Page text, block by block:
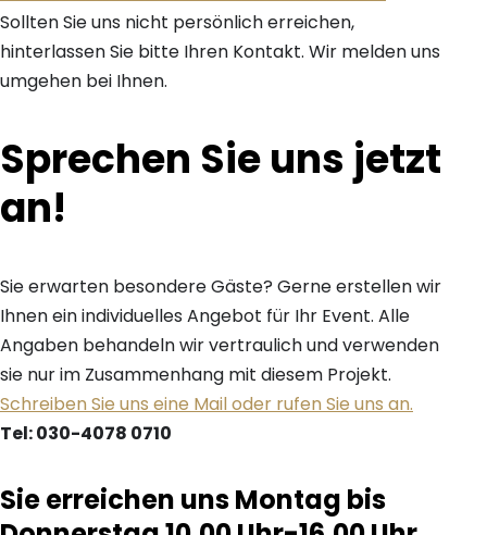
Sollten Sie uns nicht persönlich erreichen,
hinterlassen Sie bitte Ihren Kontakt. Wir melden uns
umgehen bei Ihnen.
Sprechen Sie uns jetzt
an!
Sie erwarten besondere Gäste? Gerne erstellen wir
Ihnen ein individuelles Angebot für Ihr Event. Alle
Angaben behandeln wir vertraulich und verwenden
sie nur im Zusammenhang mit diesem Projekt.
Schreiben Sie uns eine Mail oder rufen Sie uns an.
Tel: 030-4078 0710
Sie erreichen uns Montag bis